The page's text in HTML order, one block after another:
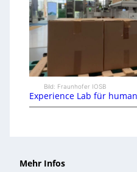
Bild: Fraunhofer IOSB
Experience Lab für
Mehr Infos